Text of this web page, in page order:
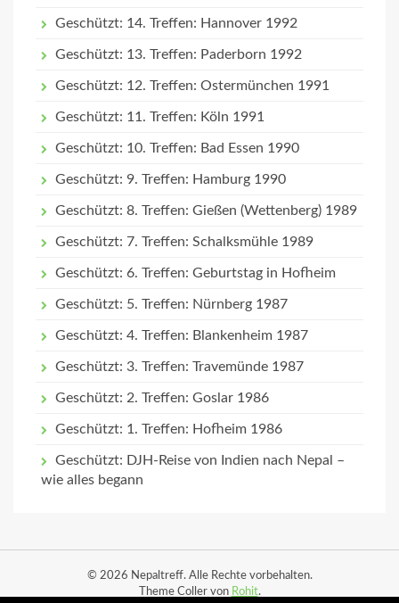
Geschützt: 14. Treffen: Hannover 1992
Geschützt: 13. Treffen: Paderborn 1992
Geschützt: 12. Treffen: Ostermünchen 1991
Geschützt: 11. Treffen: Köln 1991
Geschützt: 10. Treffen: Bad Essen 1990
Geschützt: 9. Treffen: Hamburg 1990
Geschützt: 8. Treffen: Gießen (Wettenberg) 1989
Geschützt: 7. Treffen: Schalksmühle 1989
Geschützt: 6. Treffen: Geburtstag in Hofheim
Geschützt: 5. Treffen: Nürnberg 1987
Geschützt: 4. Treffen: Blankenheim 1987
Geschützt: 3. Treffen: Travemünde 1987
Geschützt: 2. Treffen: Goslar 1986
Geschützt: 1. Treffen: Hofheim 1986
Geschützt: DJH-Reise von Indien nach Nepal –
wie alles begann
© 2026 Nepaltreff. Alle Rechte vorbehalten.
Theme Coller von Rohit.